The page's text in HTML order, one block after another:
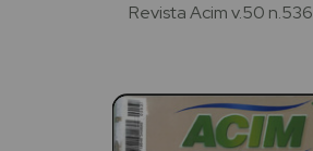
Revista Acim v.50 n.536